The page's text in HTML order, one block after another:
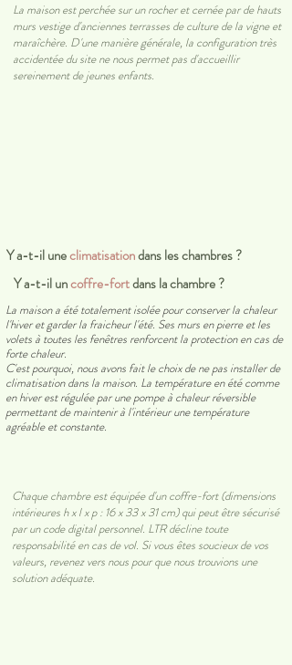
La maison est perchée sur un rocher et cernée par de hauts
murs vestige d'anciennes terrasses de culture de la vigne et
maraîchère. D'une manière générale, la configuration très
accidentée du site ne nous permet pas d'accueillir
sereinement de jeunes enfants.
Y a-t-il uneclimatisationdans les chambres ?
Y a-t-il uncoffre-fortdans la chambre ?
La maison a été totalement isolée pour conserver la chaleur
l'hiver et garder la fraicheur l'été. Ses murs en pierre et les
volets à toutes les fenêtres renforcent la protection en cas de
forte chaleur.
C'est pourquoi, nous avons fait le choix de ne pas installer de
climatisation dans la maison. La température en été comme
en hiver est régulée par une pompe à chaleur réversible
permettant de maintenir à l'intérieur une température
agréable et constante.
Chaque chambre est équipée d'un coffre-fort (dimensions
intérieures h x l x p : 16 x 33 x 31 cm) qui peut être sécurisé
par un code digital personnel. LTR décline toute
responsabilité en cas de vol. Si vous êtes soucieux de vos
valeurs, revenez vers nous pour que nous trouvions une
solution adéquate.